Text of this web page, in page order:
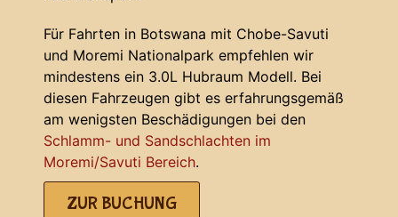
Für Fahrten in Botswana mit Chobe-Savuti
und Moremi Nationalpark empfehlen wir
mindestens ein 3.0L Hubraum Modell. Bei
diesen Fahrzeugen gibt es erfahrungsgemäß
am wenigsten Beschädigungen bei den
Schlamm- und Sandschlachten im
Moremi/Savuti Bereich.
ZUR BUCHUNG